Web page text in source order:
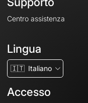
Centro assistenza
Lingua
🇮🇹 Italiano
Accesso